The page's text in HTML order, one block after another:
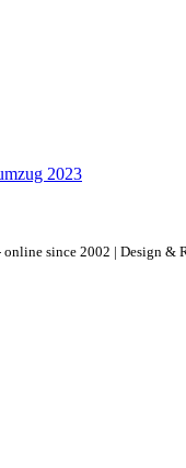
2023
since 2002 | Design &